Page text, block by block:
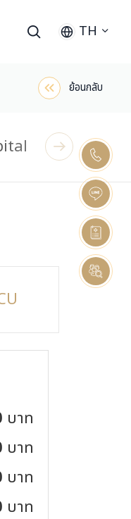
TH
ย้อนกลับ
บาท
บาท
บาท
บาท